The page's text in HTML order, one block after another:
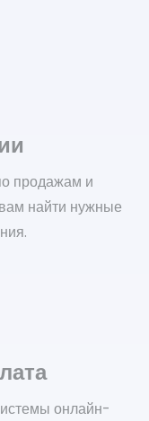
продажам и
найти нужные
онлайн-